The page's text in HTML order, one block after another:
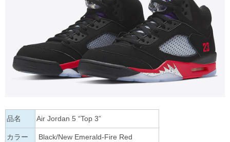
品名 Air Jordan 5 “Top 3”
カラー Black/New Emerald-Fire Red